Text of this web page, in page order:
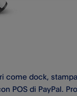
come dock,
POS di PayPal​.